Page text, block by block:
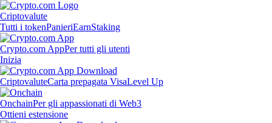
Criptovalute
Tutti i tokenPanieriEarnStaking
Crypto.com AppPer tutti gli utenti
Inizia
CriptovaluteCarta prepagata VisaLevel Up
OnchainPer gli appassionati di Web3
Ottieni estensione